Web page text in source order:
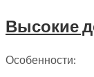
Особенности: